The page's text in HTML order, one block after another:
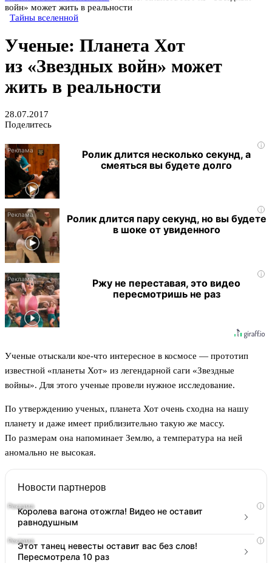
войн» может жить в реальности
Тайны вселенной
Ученые: Планета Хот
из «Звездных войн» может
жить в реальности
28.07.2017
Поделитесь
i
Ролик длится несколько секунд, а
смеяться вы будете долго
i
Ролик длится пару секунд, но вы будете
в шоке от увиденного
i
Ржу не переставая, это видео
пересмотришь не раз
Ученые отыскали кое-что интересное в космосе — прототип
известной «планеты Хот» из легендарной саги «Звездные
войны». Для этого ученые провели нужное исследование.
По утверждению ученых, планета Хот очень сходна на нашу
планету и даже имеет приблизительно такую же массу.
По размерам она напоминает Землю, а температура на ней
аномально не высокая.
Новости партнеров
i
Королева вагона отожгла! Видео не оставит
равнодушным
i
Этот танец невесты оставит вас без слов!
Пересмотрела 10 раз